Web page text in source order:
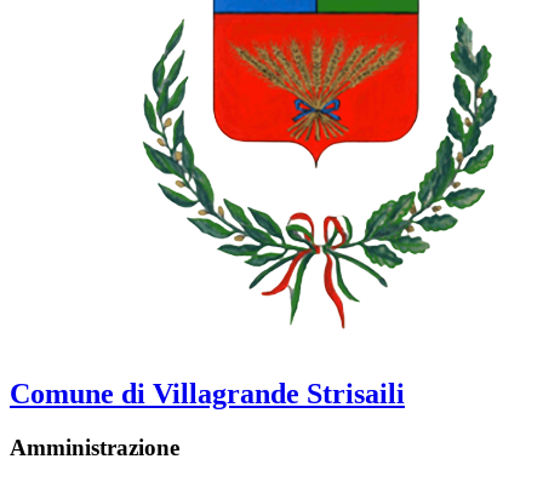
Comune di Villagrande Strisaili
Amministrazione